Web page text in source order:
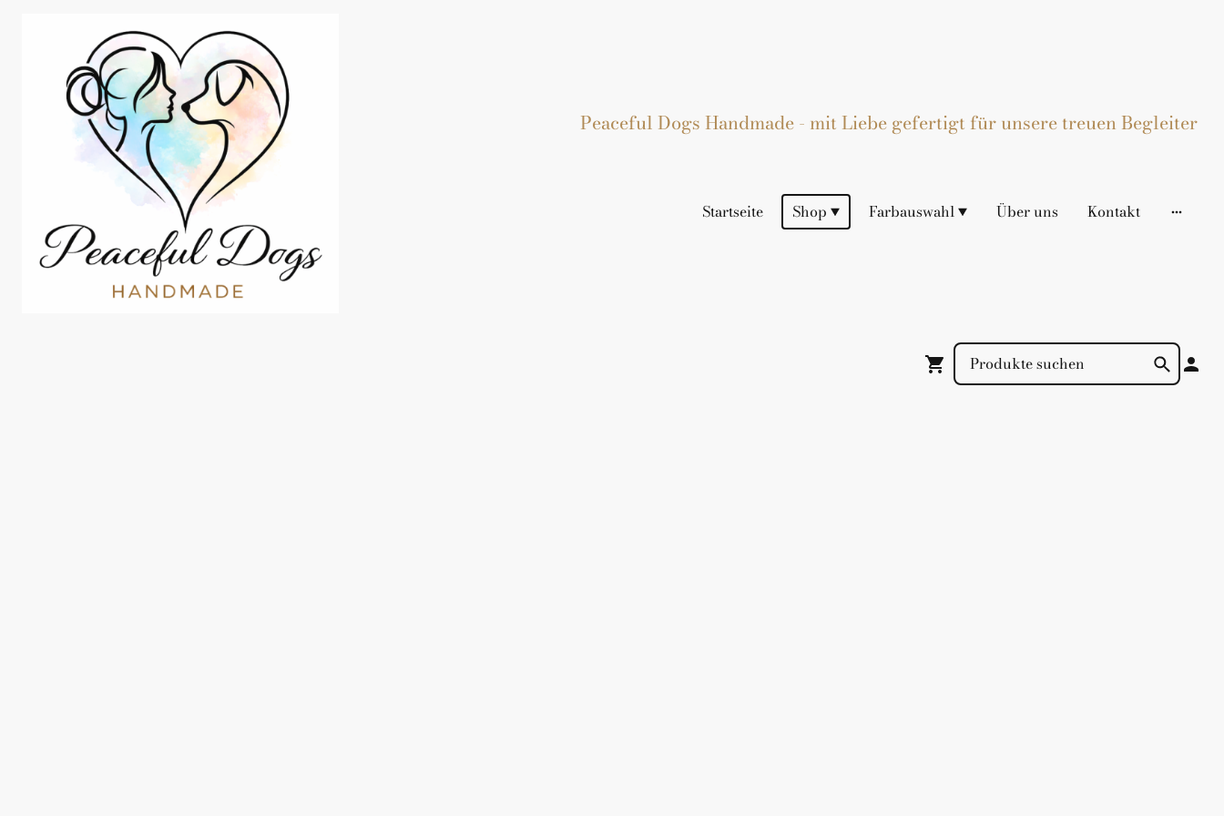
Peaceful Dogs Handmade - mit Liebe gefertigt für unsere treuen Begleiter
Startseite Shop Farbauswahl Über uns Kontakt